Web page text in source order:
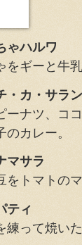
ゃハルワ
をギーと牛
・カ・サラ
ーナツ、コ
のカレー。
マサラ
をトマトの
ティ
練って焼い